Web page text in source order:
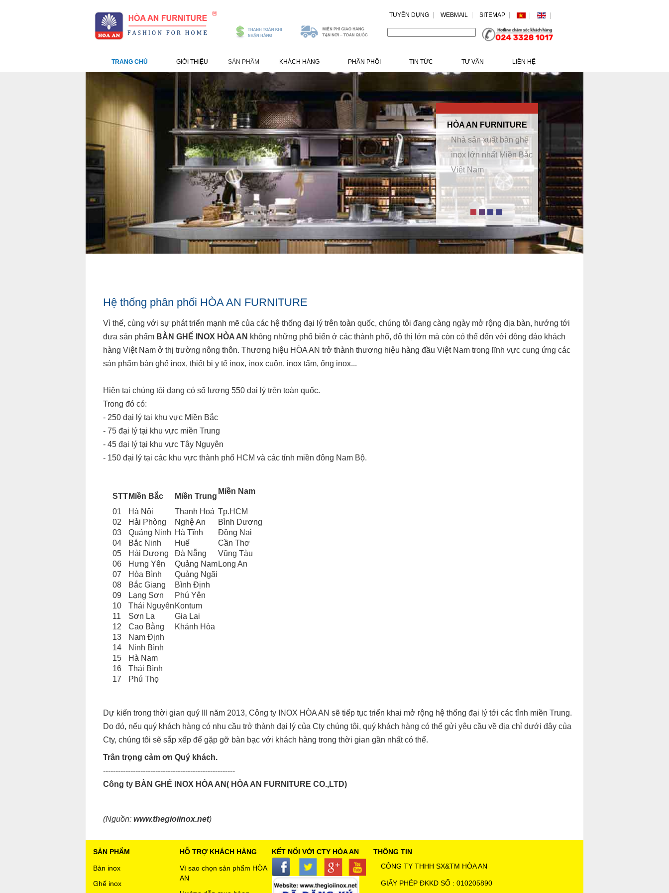
TUYỂN DỤNG WEBMAIL SITEMAP
TRANG CHỦ GIỚI THIỆU SẢN PHẨM KHÁCH HÀNG PHÂN PHỐI TIN TỨC TƯ VẤN LIÊN HỆ
HÒA AN FURNITURE
Hệ thống phân phối HÒA AN FURNITURE
Vì thế, cùng với sự phát triển mạnh mẽ của các hệ thống đại lý trên toàn quốc, chúng tôi đang càng ngày mở rộng địa bàn, hướng tới
đưa sản phẩm BÀN GHẾ INOX HÒA AN không những phổ biến ở các thành phố, đô thị lớn mà còn có thể đến với đông đảo khách
hàng Việt Nam ở thị trường nông thôn. Thương hiệu HÒA AN trở thành thương hiệu hàng đầu Việt Nam trong lĩnh vực cung ứng các
sản phẩm bàn ghế inox, thiết bị y tế inox, inox cuộn, inox tấm, ống inox...
Hiện tại chúng tôi đang có số lượng 550 đại lý trên toàn quốc.
Trong đó có:
- 250 đại lý tại khu vực Miền Bắc
- 75 đại lý tại khu vực miền Trung
- 45 đại lý tại khu vực Tây Nguyên
- 150 đại lý tại các khu vực thành phố HCM và các tỉnh miền đông Nam Bộ.
STT Miền Bắc Miền Trung
Miền Nam
01 Hà Nội Thanh Hoá Tp.HCM
02
Hải Phòng Nghệ An
Bình Dương
03
Quảng Ninh Hà Tĩnh
Đồng Nai
04
Bắc Ninh Huế
Cần Thơ
05
Hải Dương Đà Nẵng
Vũng Tàu
06
Hưng Yên Quảng Nam Long An
07
Hòa Bình
Quảng Ngãi
08
Bắc Giang
Bình Định
09
Lạng Sơn
Phú Yên
10
Thái Nguyên Kontum
11
Sơn La
Gia Lai
12
Cao Bằng
Khánh Hòa
13
Nam Định
14
Ninh Bình
15
Hà Nam
16
Thái Bình
17
Phú Thọ
Dự kiến trong thời gian quý III năm 2013, Công ty INOX HÒA AN sẽ tiếp tục triển khai mở rộng hệ thống đại lý tới các tỉnh miền Trung.
Do đó, nếu quý khách hàng có nhu cầu trở thành đại lý của Cty chúng tôi, quý khách hàng có thể gửi yêu cầu về địa chỉ dưới đây của
Cty, chúng tôi sẽ sắp xếp để gặp gỡ bàn bạc với khách hàng trong thời gian gần nhất có thể.
Trân trọng cảm ơn Quý khách.
-----------------------------------------------------
Công ty BÀN GHẾ INOX HÒA AN( HÒA AN FURNITURE CO.,LTD)
(Nguồn: www.thegioiinox.net)
SẢN PHẨM
Bàn inox
Ghế inox
HỖ TRỢ KHÁCH HÀNG
Vì sao chọn sản phẩm HÒA
AN
KẾT NỐI VỚI CTY HÒA AN
THÔNG TIN
CÔNG TY THHH SX&TM HÒA AN
GIẤY PHÉP ĐKKD SỐ : 010205890